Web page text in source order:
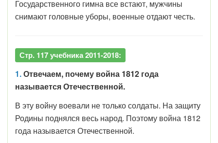
Государственного гимна все встают, мужчины
снимают головные уборы, военные отдают честь.
Стр. 117 учебника 2011-2018:
1.Отвечаем, почему война 1812 года
называется Отечественной.
В эту войну воевали не только солдаты. На защиту
Родины поднялся весь народ. Поэтому война 1812
года называется Отечественной.